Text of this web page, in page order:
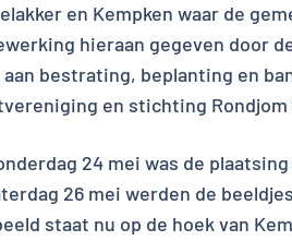
en Kempken waar de
hieraan gegeven door
aan bestrating, beplanting en
en stichting Rondjom
24 mei was de
26 mei werden de
staat nu op de hoek van